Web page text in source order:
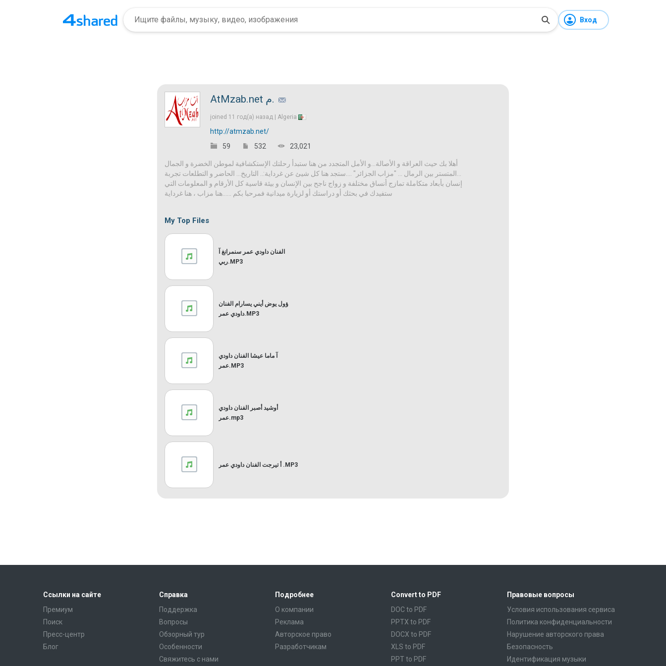
Вход
AtMzab.net م.
joined 11 год(а) назад | Algeria
http://atmzab.net/
59
532 23,021
أهلا بك حيث العراقة و الأصالة...و الأمل المتجدد من هنا ستبدأ رحلتك الإستكشافية لموطن الخضرة و الجمال
...المتستر بين الرمال ... "مزاب الجزائر" ....ستجد هنا كل شيئ عن غرداية:.. التاريخ... الحاضر و التطلعات تجربة
إنسان بأبعاد متكاملة تمازج أنساق مختلفة و زواج ناجح بين الإنسان و بيئة قاسية كل الأرقام و المعلومات التي
ستفيدك في بحثك أو دراستك أو لزيارة ميدانية فمرحبا بكم ......هنا مزاب ، هنا غرداية
My Top Files
الفنان داودي عمر سنمرانغ آ
ربي.MP3
ؤول يوض أيني يسارام الفنان
داودي عمر.MP3
آ ماما عيشا الفنان داودي
عمر.MP3
أوشيد أصبر الفنان داودي
عمر.mp3
أ تيرجت الفنان داودي عمر .MP3
Ссылки на сайте
Премиум
Поиск
Пресс-центр
Блог
Справка
Поддержка
Вопросы
Обзорный тур
Особенности
Свяжитесь с нами
Подробнее
О компании
Реклама
Авторское право
Разработчикам
Convert to PDF
DOC to PDF
PPTX to PDF
DOCX to PDF
XLS to PDF
PPT to PDF
Правовые вопросы
Условия использования сервиса
Политика конфиденциальности
Нарушение авторского права
Безопасность
Идентификация музыки